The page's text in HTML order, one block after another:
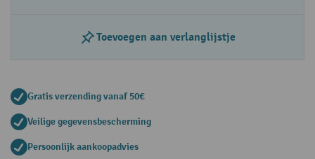
Toevoegen aan verlanglijstje
Gratis verzending vanaf 50€
Veilige gegevensbescherming
Persoonlijk aankoopadvies